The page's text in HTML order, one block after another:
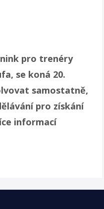
pro trenéry
se koná 20.
samostatně,
pro získání
informací